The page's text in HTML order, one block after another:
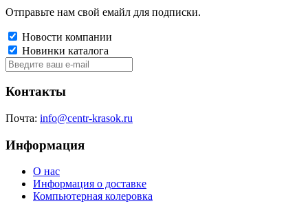
Отправьте нам свой емайл для подписки.
Новости компании
Новинки каталога
Контакты
Почта: info@centr-krasok.ru
Информация
О нас
Информация о доставке
Компьютерная колеровка